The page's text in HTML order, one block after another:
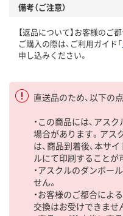
備考（ご注意）
【返品について】お客様のご
ご購入の際は、ご利用ガイド「
申し込みください。
直送品のため、以下の
・この商品には、アス
場合があります。アス
は、商品到着後、本サ
ルにて印刷することが
・アスクルのダンボー
せん。
・お客様のご都合によ
交換はお受けできませ